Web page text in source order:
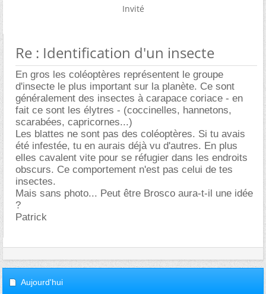
Invité
Re : Identification d'un insecte
En gros les coléoptères représentent le groupe
d'insecte le plus important sur la planète. Ce sont
généralement des insectes à carapace coriace - en
fait ce sont les élytres - (coccinelles, hannetons,
scarabées, capricornes...)
Les blattes ne sont pas des coléoptères. Si tu avais
été infestée, tu en aurais déjà vu d'autres. En plus
elles cavalent vite pour se réfugier dans les endroits
obscurs. Ce comportement n'est pas celui de tes
insectes.
Mais sans photo... Peut être Brosco aura-t-il une idée
?
Patrick
Aujourd'hui